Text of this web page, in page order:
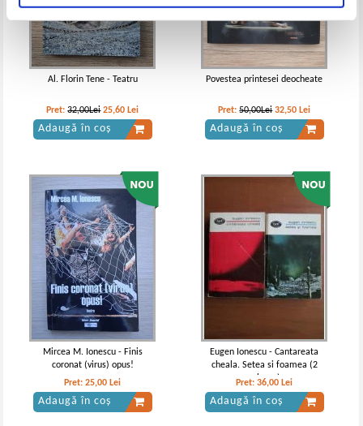
Al. Florin Tene - Teatru
Pret:32,00Lei 25,60 Lei
Adaugă în coș
Povestea printesei deocheate
Pret:50,00Lei 32,50 Lei
Adaugă în coș
Mircea M. Ionescu - Finis
coronat (virus) opus!
Pret:25,00 Lei
Adaugă în coș
Eugen Ionescu - Cantareata
cheala. Setea si foamea (2
volume)
Pret:36,00 Lei
Adaugă în coș